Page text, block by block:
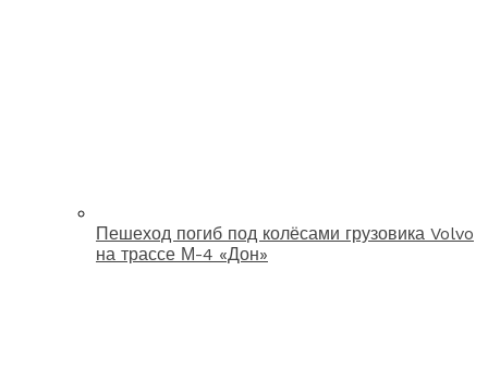
Пешеход погиб под колёсами грузовика Volvo
на трассе М-4 «Дон»